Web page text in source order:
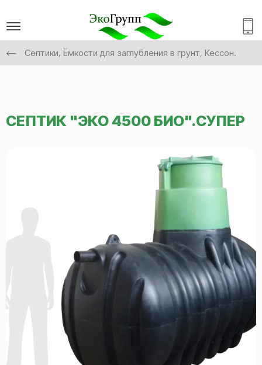
Септики, Ёмкости для заглубления в грунт, Кессон.
СЕПТИК "ЭКО 4500 БИО".СУПЕР